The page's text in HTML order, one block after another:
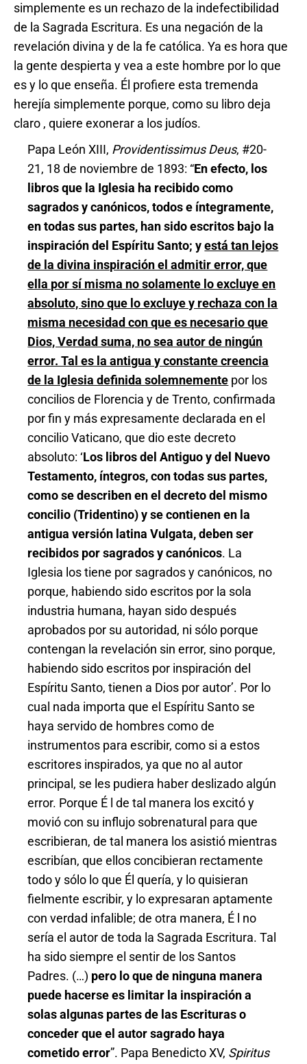
simplemente es un rechazo de la indefectibilidad
de la Sagrada Escritura. Es una negación de la
revelación divina y de la fe católica. Ya es hora que
la gente despierta y vea a este hombre por lo que
es y lo que enseña. Él profiere esta tremenda
herejía simplemente porque, como su libro deja
claro , quiere exonerar a los judíos.
Papa León XIII, Providentissimus Deus, #20-
21, 18 de noviembre de 1893: “En efecto, los
libros que la Iglesia ha recibido como
sagrados y canónicos, todos e íntegramente,
en todas sus partes, han sido escritos bajo la
inspiración del Espíritu Santo; yestá tan lejos
de la divina inspiración el admitir error, que
ella por sí misma no solamente lo excluye en
absoluto, sino que lo excluye y rechaza con la
misma necesidad con que es necesario que
Dios, Verdad suma, no sea autor de ningún
error. Tal es la antigua y constante creencia
de la Iglesia definida solemnemente por los
concilios de Florencia y de Trento, confirmada
por fin y más expresamente declarada en el
concilio Vaticano, que dio este decreto
absoluto: ‘Los libros del Antiguo y del Nuevo
Testamento, íntegros, con todas sus partes,
como se describen en el decreto del mismo
concilio (Tridentino) y se contienen en la
antigua versión latina Vulgata, deben ser
recibidos por sagrados y canónicos. La
Iglesia los tiene por sagrados y canónicos, no
porque, habiendo sido escritos por la sola
industria humana, hayan sido después
aprobados por su autoridad, ni sólo porque
contengan la revelación sin error, sino porque,
habiendo sido escritos por inspiración del
Espíritu Santo, tienen a Dios por autor’. Por lo
cual nada importa que el Espíritu Santo se
haya servido de hombres como de
instrumentos para escribir, como si a estos
escritores inspirados, ya que no al autor
principal, se les pudiera haber deslizado algún
error. Porque É l de tal manera los excitó y
movió con su influjo sobrenatural para que
escribieran, de tal manera los asistió mientras
escribían, que ellos concibieran rectamente
todo y sólo lo que Él quería, y lo quisieran
fielmente escribir, y lo expresaran aptamente
con verdad infalible; de otra manera, É l no
sería el autor de toda la Sagrada Escritura. Tal
ha sido siempre el sentir de los Santos
Padres. (…) pero lo que de ninguna manera
puede hacerse es limitar la inspiración a
solas algunas partes de las Escrituras o
conceder que el autor sagrado haya
cometido error”. Papa Benedicto XV, Spiritus